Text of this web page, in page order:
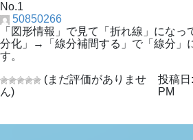
No.1
50850266
「図形情報」で見て「折れ線」にな
分化」→「線分補間する」で「線分」
す。
(まだ評価がありませ
ん)
投稿
PM